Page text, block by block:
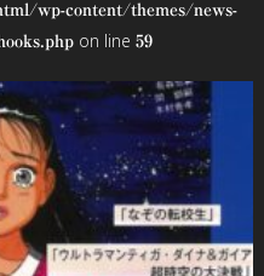
wp-content/themes/news-
on line 59